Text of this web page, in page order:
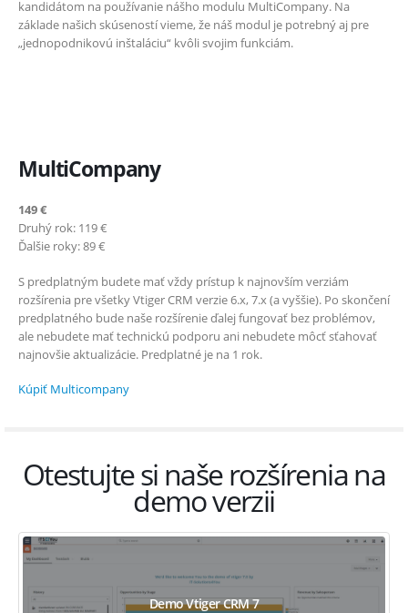
kandidátom na používanie nášho modulu MultiCompany. Na
základe našich skúseností vieme, že náš modul je potrebný aj pre
„jednopodnikovú inštaláciu“ kvôli svojim funkciám.
MultiCompany
149 €
Druhý rok: 119 €
Ďalšie roky: 89 €
S predplatným budete mať vždy prístup k najnovším verziám
rozšírenia pre všetky Vtiger CRM verzie 6.x, 7.x (a vyššie). Po skončení
predplatného bude naše rozšírenie ďalej fungovať bez problémov,
ale nebudete mať technickú podporu ani nebudete môcť sťahovať
najnovšie aktualizácie. Predplatné je na 1 rok.
Kúpiť Multicompany
Otestujte si naše rozšírenia na
demo verzii
Demo Vtiger CRM 7